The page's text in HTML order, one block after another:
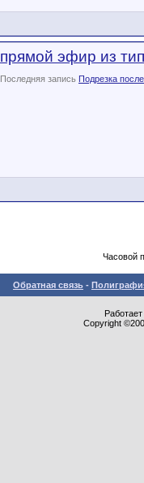
прямой эфир из
Последняя запись Подрезка
Часовой
Обратная связь -
Copyright